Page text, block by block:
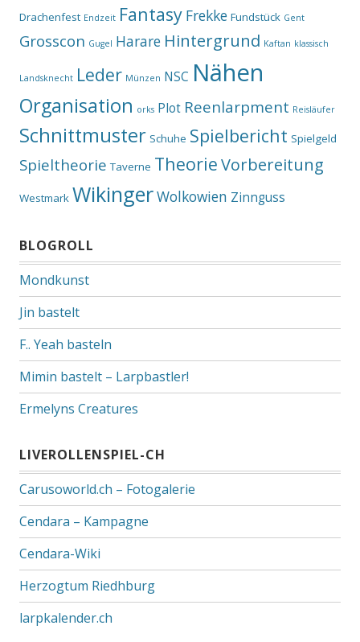
Drachenfest Endzeit Fantasy Frekke Fundstück Gent
Grosscon Gugel Harare Hintergrund Kaftan klassisch
Landsknecht Leder Münzen NSC Nähen
Organisation orks Plot Reenlarpment Reisläufer
Schnittmuster Schuhe Spielbericht Spielgeld
Spieltheorie Taverne TheorieVorbereitung
Westmark WikingerWolkowien Zinnguss
BLOGROLL
Mondkunst
Jin bastelt
F.. Yeah basteln
Mimin bastelt – Larpbastler!
Ermelyns Creatures
LIVEROLLENSPIEL-CH
Carusoworld.ch – Fotogalerie
Cendara – Kampagne
Cendara-Wiki
Herzogtum Riedhburg
larpkalender.ch